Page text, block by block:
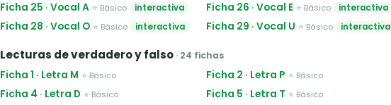
Ficha 25 · Vocal A ⭐ Básico interactiva Ficha 26 · Vocal E ⭐ Básico interactiva
Ficha 28 · Vocal O ⭐ Básico interactiva Ficha 29 · Vocal U ⭐ Básico interactiva
Lecturas de verdadero y falso · 24 fichas
Ficha 1 · Letra M ⭐ Básico Ficha 2 · Letra P ⭐ Básico
Ficha 4 · Letra D ⭐ Básico Ficha 5 · Letra T ⭐ Básico